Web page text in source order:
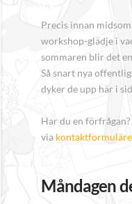
Precis innan
workshop-glädje i
sommaren blir det
Så snart nya
dyker de upp här i
Har du en
via
Måndagen